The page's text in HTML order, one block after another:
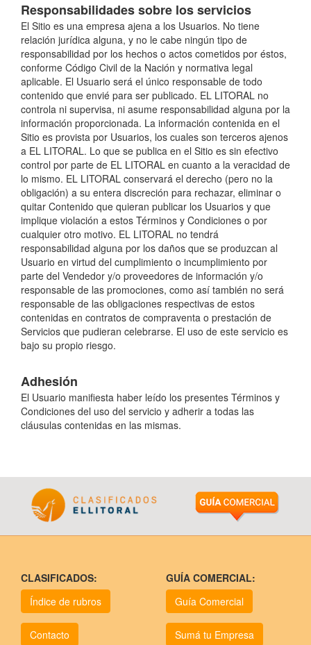
Responsabilidades sobre los servicios
El Sitio es una empresa ajena a los Usuarios. No tiene
relación jurídica alguna, y no le cabe ningún tipo de
responsabilidad por los hechos o actos cometidos por éstos,
conforme Código Civil de la Nación y normativa legal
aplicable. El Usuario será el único responsable de todo
contenido que envié para ser publicado. EL LITORAL no
controla ni supervisa, ni asume responsabilidad alguna por la
información proporcionada. La información contenida en el
Sitio es provista por Usuarios, los cuales son terceros ajenos
a EL LITORAL. Lo que se publica en el Sitio es sin efectivo
control por parte de EL LITORAL en cuanto a la veracidad de
lo mismo. EL LITORAL conservará el derecho (pero no la
obligación) a su entera discreción para rechazar, eliminar o
quitar Contenido que quieran publicar los Usuarios y que
implique violación a estos Términos y Condiciones o por
cualquier otro motivo. EL LITORAL no tendrá
responsabilidad alguna por los daños que se produzcan al
Usuario en virtud del cumplimiento o incumplimiento por
parte del Vendedor y/o proveedores de información y/o
responsable de las promociones, como así también no será
responsable de las obligaciones respectivas de estos
contenidas en contratos de compraventa o prestación de
Servicios que pudieran celebrarse. El uso de este servicio es
bajo su propio riesgo.
Adhesión
El Usuario manifiesta haber leído los presentes Términos y
Condiciones del uso del servicio y adherir a todas las
cláusulas contenidas en las mismas.
CLASIFICADOS:
Índice de rubros
Contacto
GUÍA COMERCIAL:
Guía Comercial
Sumá tu Empresa